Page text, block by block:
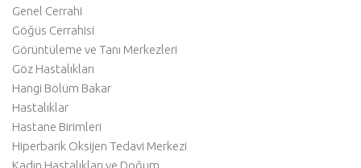
Genel Cerrahi
Göğüs Cerrahisi
Görüntüleme ve Tanı Merkezleri
Göz Hastalıkları
Hangi Bölüm Bakar
Hastalıklar
Hastane Birimleri
Hiperbarik Oksijen Tedavi Merkezi